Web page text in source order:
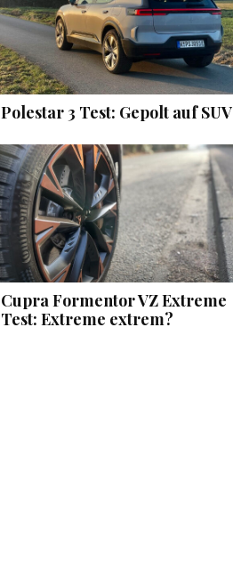
Polestar 3 Test: Gepolt auf SUV
Cupra Formentor VZ Extreme
Test: Extreme extrem?